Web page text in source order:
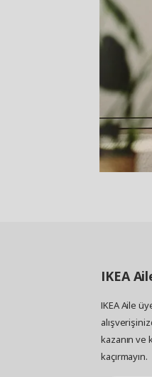
IKEA
IKEA Aile
kazanın ve
kaçırmayın.